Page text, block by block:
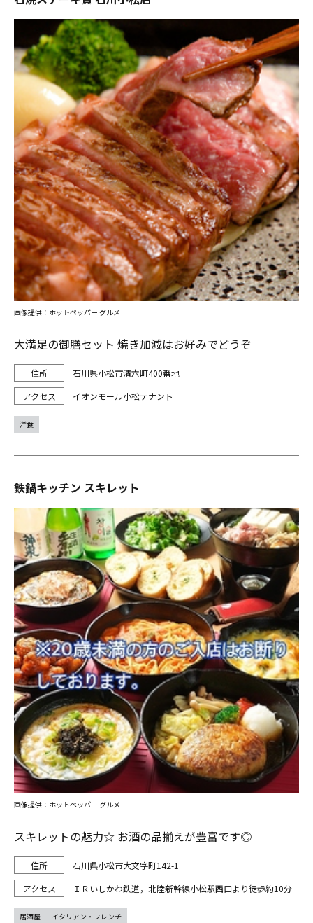
大満足の御膳セット 焼き加減はお好みでどうぞ
石川県小松市清六町400番地
イオンモール小松テナント
画像提供：ホットペッパー グルメ
洋食
鉄鍋キッチン スキレット
スキレットの魅力☆ お酒の品揃えが豊富です◎
石川県小松市大文字町142-1
ＩＲいしかわ鉄道，北陸新幹線小松駅西口より徒歩約10分
画像提供：ホットペッパー グルメ
居酒屋 イタリアン・フレンチ